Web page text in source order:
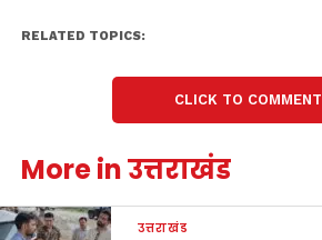
RELATED TOPICS:
CLICK TO COMMENT
More in उत्तराखंड
उत्तराखंड